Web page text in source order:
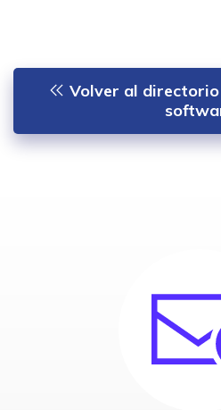
Volver al directorio